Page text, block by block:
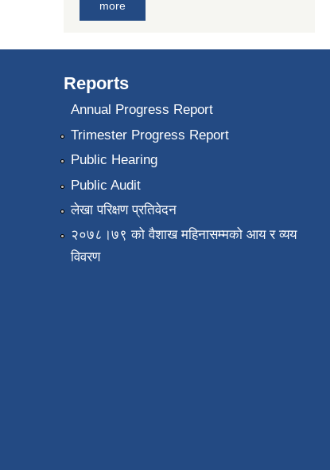
more
Reports
Annual Progress Report
Trimester Progress Report
Public Hearing
Public Audit
लेखा परिक्षण प्रतिवेदन
२०७८।७९ को वैशाख महिनासम्मको आय र व्यय
विवरण